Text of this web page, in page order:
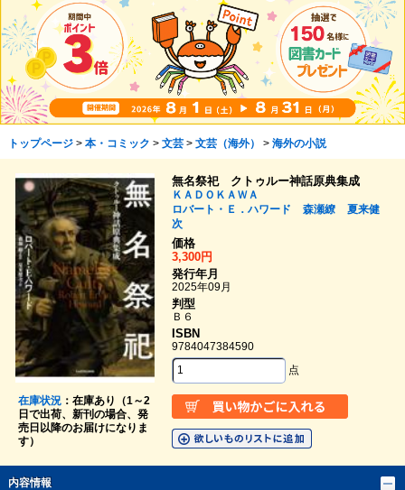
トップページ> 本・コミック > 文芸> 文芸（海外） > 海外の小説
在庫状況：在庫あり（1～2
日で出荷、新刊の場合、発
売日以降のお届けになりま
す）
無名祭祀 クトゥルー神話原典集成
ＫＡＤＯＫＡＷＡ
ロバート・Ｅ．ハワード
森瀬繚
夏来健
次
価格
3,300円
発行年月
2025年09月
判型
Ｂ６
ISBN
9784047384590
点
内容情報